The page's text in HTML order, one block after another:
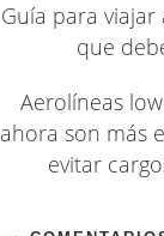
Guía para
que
Aerolíneas
ahora son más
evitar